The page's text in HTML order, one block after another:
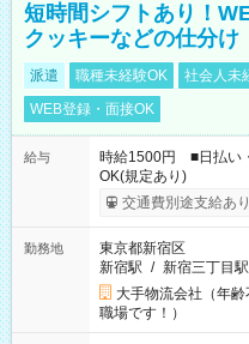
短時間シフトあり！
クッキーなどの仕分け
派遣 職種未経験OK 社会人未
WEB登録・面接OK
給与
時給1500円 ■日払い
OK(規定あり)
交通費別途支給あり
勤務地
東京都新宿区
新宿駅 / 新宿三丁目駅
大手物流会社（年
職場です！）